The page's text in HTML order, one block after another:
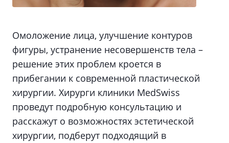
Омоложение лица, улучшение контуров
фигуры, устранение несовершенств тела –
решение этих проблем кроется в
прибегании к современной пластической
хирургии. Хирурги клиники MedSwiss
проведут подробную консультацию и
расскажут о возможностях эстетической
хирургии, подберут подходящий в